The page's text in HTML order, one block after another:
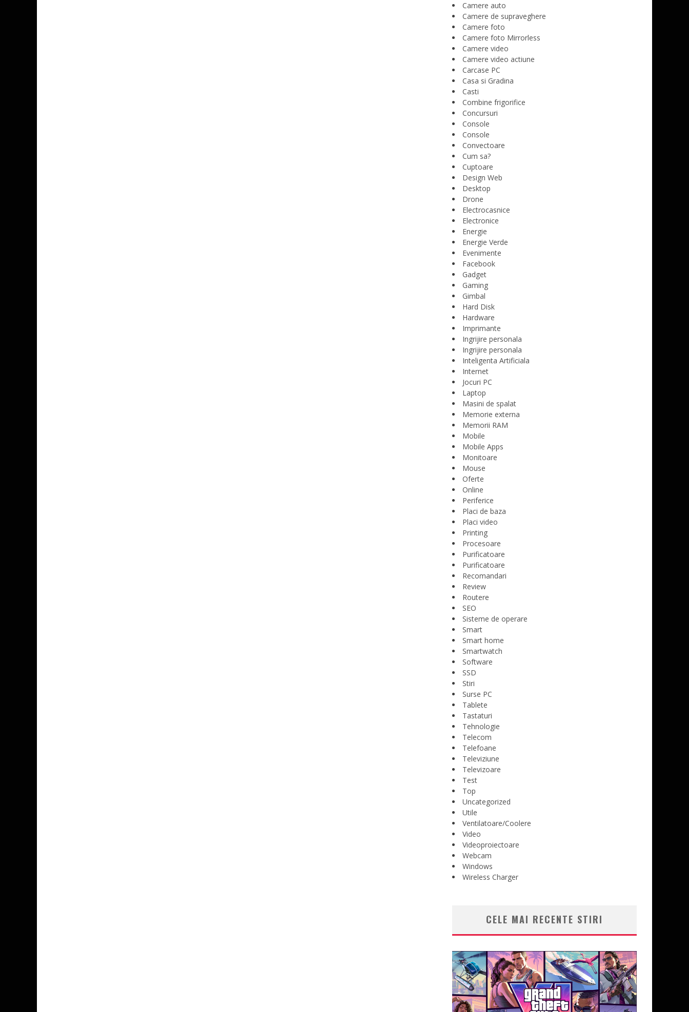
Camere auto
Camere de supraveghere
Camere foto
Camere foto Mirrorless
Camere video
Camere video actiune
Carcase PC
Casa si Gradina
Casti
Combine frigorifice
Concursuri
Console
Console
Convectoare
Cum sa?
Cuptoare
Design Web
Desktop
Drone
Electrocasnice
Electronice
Energie
Energie Verde
Evenimente
Facebook
Gadget
Gaming
Gimbal
Hard Disk
Hardware
Imprimante
Ingrijire personala
Ingrijire personala
Inteligenta Artificiala
Internet
Jocuri PC
Laptop
Masini de spalat
Memorie externa
Memorii RAM
Mobile
Mobile Apps
Monitoare
Mouse
Oferte
Online
Periferice
Placi de baza
Placi video
Printing
Procesoare
Purificatoare
Purificatoare
Recomandari
Review
Routere
SEO
Sisteme de operare
Smart
Smart home
Smartwatch
Software
SSD
Stiri
Surse PC
Tablete
Tastaturi
Tehnologie
Telecom
Telefoane
Televiziune
Televizoare
Test
Top
Uncategorized
Utile
Ventilatoare/Coolere
Video
Videoproiectoare
Webcam
Windows
Wireless Charger
CELE MAI RECENTE STIRI